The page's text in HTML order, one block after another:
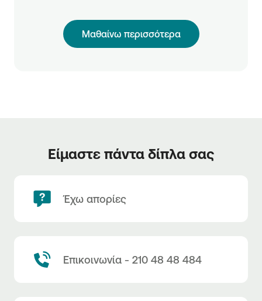
Μαθαίνω περισσότερα
Είμαστε πάντα δίπλα σας
Έχω απορίες
Επικοινωνία - 210 48 48 484